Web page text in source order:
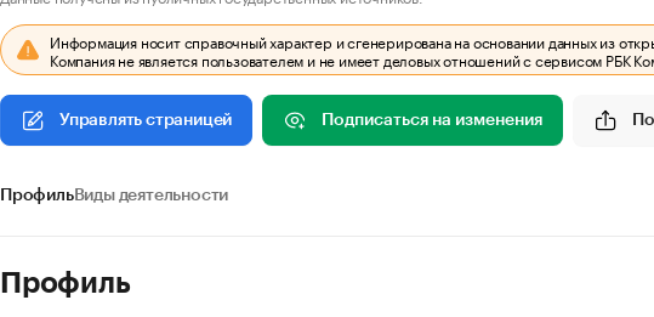
Информация носит справочный характер и сгенерирована на основании данных из
Компания не является пользователем и не имеет деловых отношений с сервисом РБК
Управлять страницей Подписаться на изменения
ПрофильВиды деятельности
Профиль